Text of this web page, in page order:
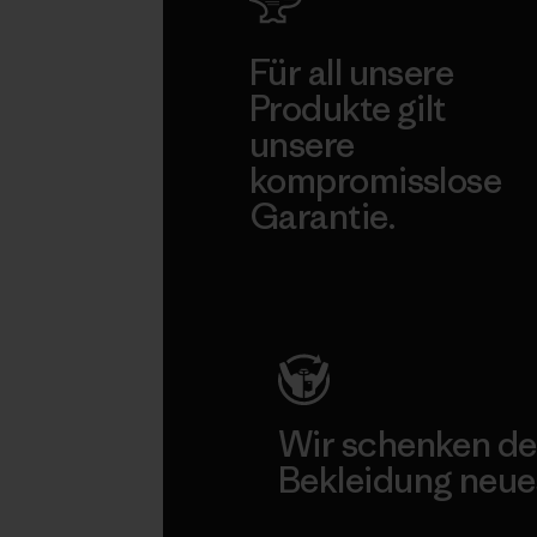
Für all unsere
Produkte gilt
unsere
kompromisslose
Garantie.
Wir schenken
Bekleidung